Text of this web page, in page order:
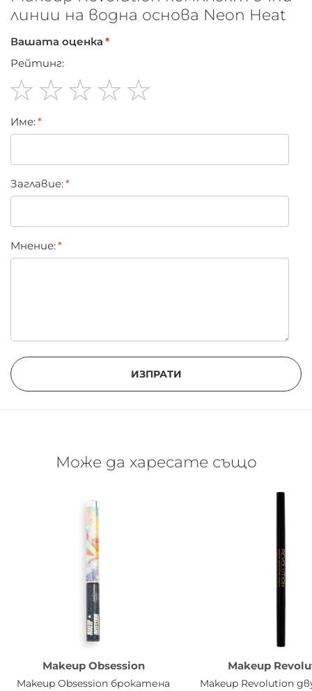
Веган и cruelty free
линии на водна основа Neon Heat
Вашата оценка
Рейтинг:
star
stars
stars
stars
stars
Име:
Заглавиe:
Мнение:
ИЗПРАТИ
Може да харесате също
Makeup Obsession
Makeup Obsession брокатена
Makeup
Makeup Revolution